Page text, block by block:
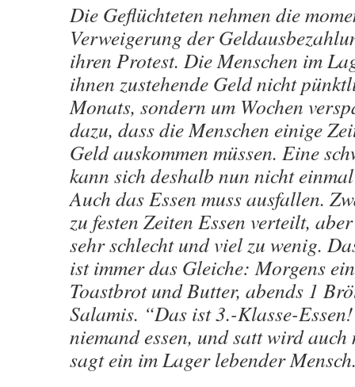
Die Geflüchteten nehmen die
Verweigerung der
ihren Protest. Die Menschen im
ihnen zustehende Geld nicht
Monats, sondern um Wochen
dazu, dass die Menschen einige
Geld auskommen müssen. Eine
kann sich deshalb nun nicht
Auch das Essen muss ausfallen.
zu festen Zeiten Essen verteilt,
sehr schlecht und viel zu wenig.
ist immer das Gleiche: Morgens
Toastbrot und Butter, abends 1
Salamis. “Das ist 3.-Klasse-
niemand essen, und satt wird
sagt ein im Lager lebender